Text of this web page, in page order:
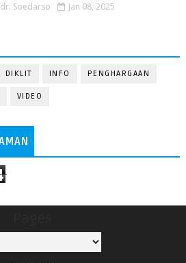
dr. Soedarso Jan 08, 2025
DIKLIT INFO PENGHARGAAN
VIDEO